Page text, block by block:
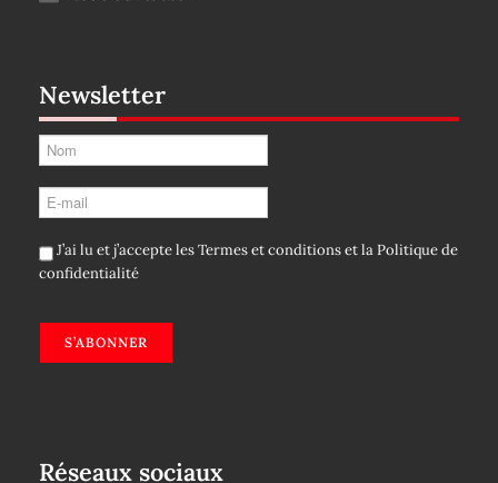
Newsletter
J’ai lu et j’accepte lesTermes et conditionset laPolitique de
confidentialité
S’ABONNER
Réseaux sociaux